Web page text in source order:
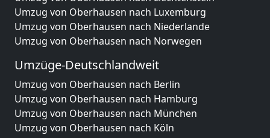
Umzug von Oberhausen nach Luxemburg
Umzug von Oberhausen nach Niederlande
Umzug von Oberhausen nach Norwegen
Umzüge-Deutschlandweit
Umzug von Oberhausen nach Berlin
Umzug von Oberhausen nach Hamburg
Umzug von Oberhausen nach München
Umzug von Oberhausen nach Köln